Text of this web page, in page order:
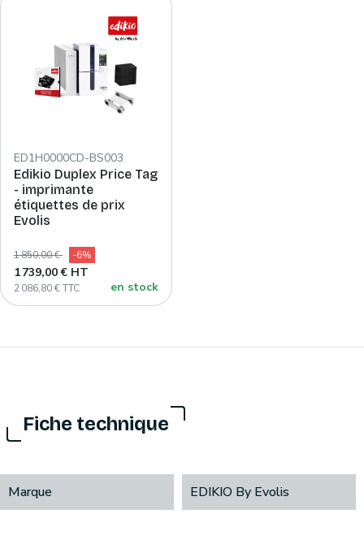
ED1H0000CD-BS003
Edikio Duplex Price Tag
- imprimante
étiquettes de prix
Evolis
1 850,00 € -6%
1 739,00 € HT
2 086,80 € TTC en stock
Fiche technique
Marque EDIKIO By Evolis